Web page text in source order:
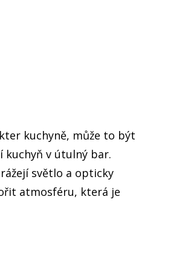
kuchyně, může to být
kuchyň v útulný bar.
světlo a opticky
atmosféru, která je